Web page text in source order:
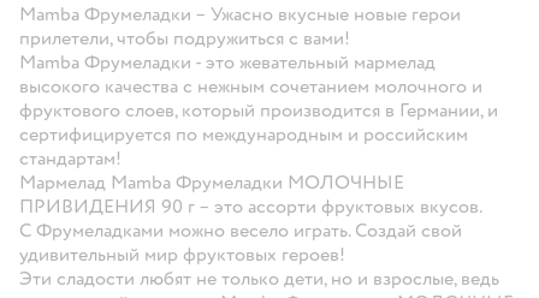
Mamba Фрумеладки – Ужасно вкусные новые герои
прилетели, чтобы подружиться с вами!
Mamba Фрумеладки - это жевательный мармелад
высокого качества с нежным сочетанием молочного и
фруктового слоев, который производится в Германии, и
сертифицируется по международным и российским
стандартам!
Мармелад Mamba Фрумеладки МОЛОЧНЫЕ
ПРИВИДЕНИЯ 90 г – это ассорти фруктовых вкусов.
С Фрумеладками можно весело играть. Создай свой
удивительный мир фруктовых героев!
Эти сладости любят не только дети, но и взрослые, ведь